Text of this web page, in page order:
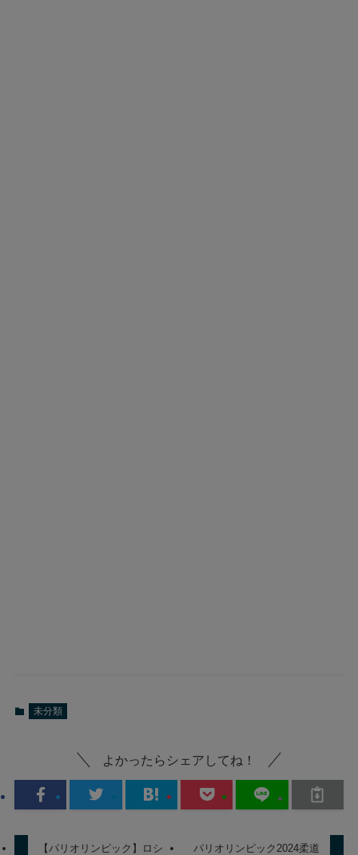
未分類
よかったらシェアしてね！
【パリオリンピック】ロシ
パリオリンピック2024柔道